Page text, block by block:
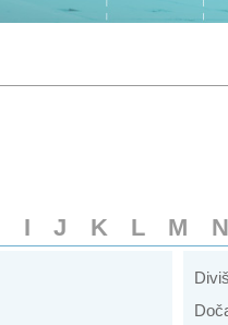
I J K L M N